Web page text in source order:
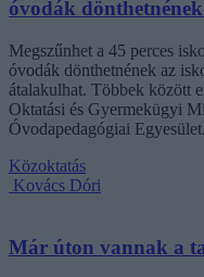
óvodák
Megszűnhet a 45 perces
óvodák dönthetnének az
átalakulhat. Többek között
Oktatási és Gyermekügyi
Óvodapedagógiai Egyesület.
Közoktatás
Kovács Dóri
Már úton vannak a